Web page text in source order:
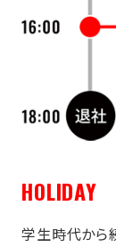
HOLIDAY
学生時代から